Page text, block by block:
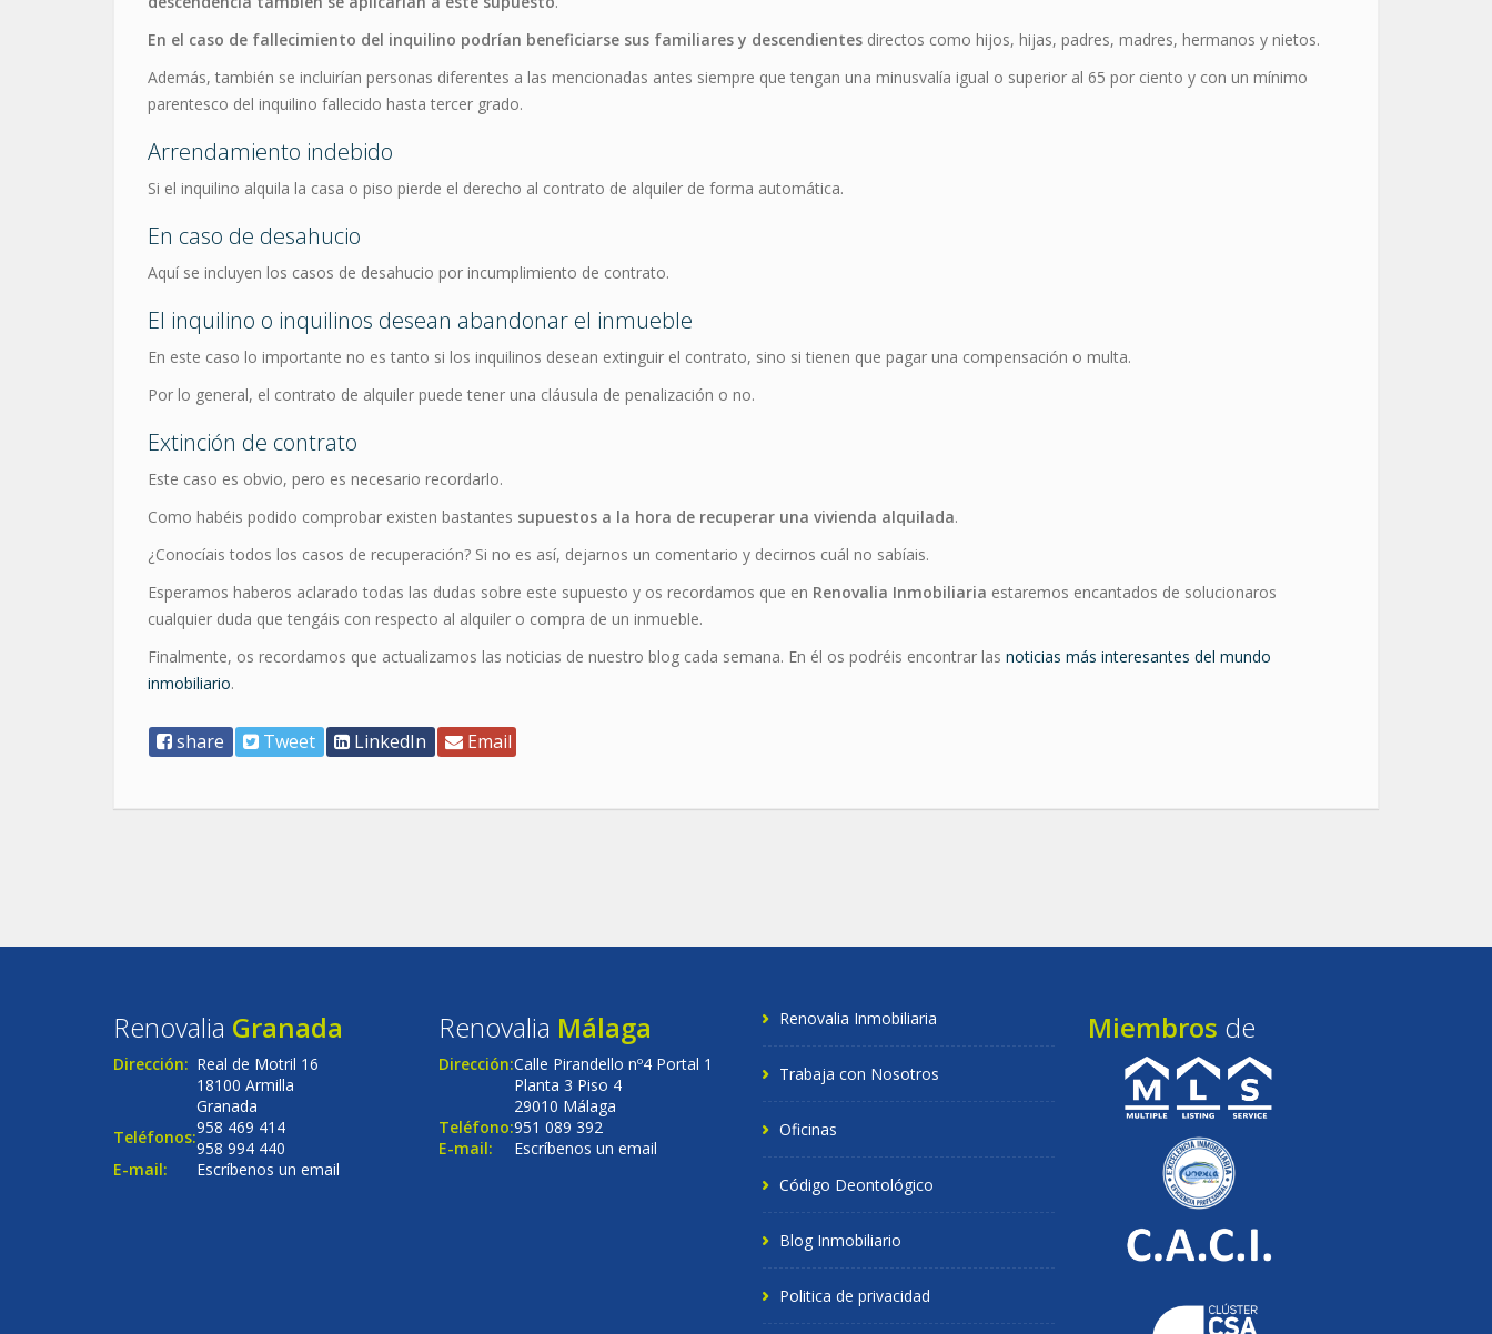
En el caso de fallecimiento del inquilino podrían beneficiarse sus familiares y descendientes directos como hijos, hijas, padres, madres, hermanos y nietos.
Además, también se incluirían personas diferentes a las mencionadas antes siempre que tengan una minusvalía igual o superior al 65 por ciento y con un mínimo
parentesco del inquilino fallecido hasta tercer grado.
Arrendamiento indebido
Si el inquilino alquila la casa o piso pierde el derecho al contrato de alquiler de forma automática.
En caso de desahucio
Aquí se incluyen los casos de desahucio por incumplimiento de contrato.
El inquilino o inquilinos desean abandonar el inmueble
En este caso lo importante no es tanto si los inquilinos desean extinguir el contrato, sino si tienen que pagar una compensación o multa.
Por lo general, el contrato de alquiler puede tener una cláusula de penalización o no.
Extinción de contrato
Este caso es obvio, pero es necesario recordarlo.
Como habéis podido comprobar existen bastantes supuestos a la hora de recuperar una vivienda alquilada.
¿Conocíais todos los casos de recuperación? Si no es así, dejarnos un comentario y decirnos cuál no sabíais.
Esperamos haberos aclarado todas las dudas sobre este supuesto y os recordamos que en Renovalia Inmobiliaria estaremos encantados de solucionaros
cualquier duda que tengáis con respecto al alquiler o compra de un inmueble.
Finalmente, os recordamos que actualizamos las noticias de nuestro blog cada semana. En él os podréis encontrar las noticias más interesantes del mundo
inmobiliario.
share Tweet LinkedIn Email
Renovalia Granada
Dirección: Real de Motril 16
18100 Armilla
Granada
Teléfonos:958 469 414
958 994 440
E-mail:
Escríbenos un email
Renovalia Málaga
Dirección:Calle Pirandello nº4 Portal 1
Planta 3 Piso 4
29010 Málaga
Teléfono:951 089 392
E-mail:
Escríbenos un email
Renovalia Inmobiliaria
Trabaja con Nosotros
Oficinas
Código Deontológico
Blog Inmobiliario
Politica de privacidad
Miembros de